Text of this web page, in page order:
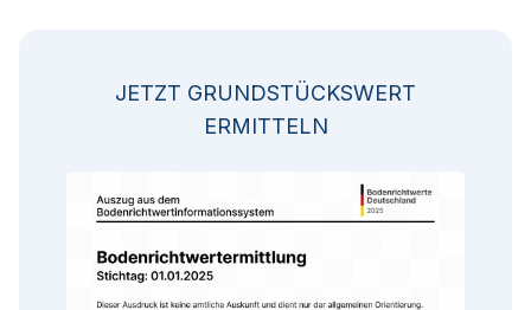
JETZT GRUNDSTÜCKSWERT
ERMITTELN